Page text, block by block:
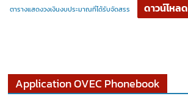
ตารางแสดงวงเงินงบประมาณที่ได้รับจัดสรร ดาวน์โหลด
Application OVEC Phonebook